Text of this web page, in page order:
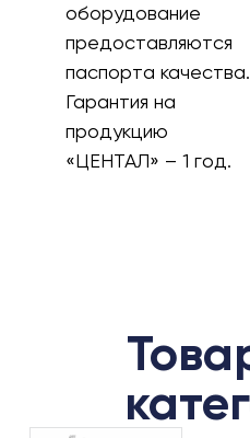
оборудование
предоставляются
паспорта качества.
Гарантия на
продукцию
«ЦЕНТАЛ» – 1 год.